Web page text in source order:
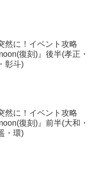
然に！イベント攻略
復刻)』後半(孝正・
彰斗)
然に！イベント攻略
復刻)』前半(大和・
・環)